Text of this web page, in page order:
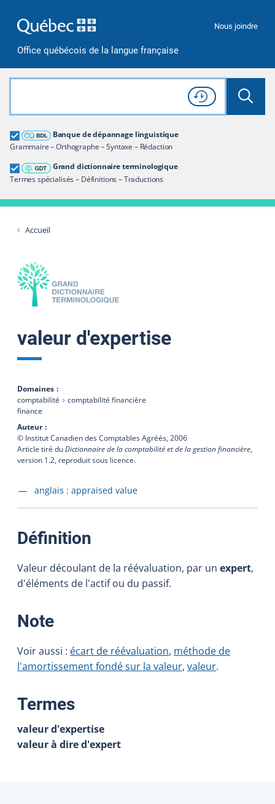
Office québécois de la langue française
Nous joindre
Rechercher dans tout le site
Lancer
Consulter l'
Historique
de recherche
Banque de dépannage linguistique
Grammaire – Orthographe – Syntaxe – Rédaction
Grand dictionnaire terminologique
Termes spécialisés – Définitions – Traductions
Grand dictionnaire terminologique
Restreindre aux termes
Accueil
valeur d'expertise
Domaines
comptabilité
comptabilité financière
finance
Auteur
© Institut Canadien des Comptables Agréés, 2006
Article tiré duDictionnaire de la comptabilité et de la gestion financière,
version 1.2, reproduit sous licence.
Accéder à la fiche en
anglais : appraised value
Définition
Valeur découlant de la réévaluation, par un expert,
d'éléments de l'actif ou du passif.
Note:
Voir aussi : écart de réévaluation, méthode de
l'amortissement fondé sur la valeur, valeur.
Termes:
valeur d'expertise
valeur à dire d'expert